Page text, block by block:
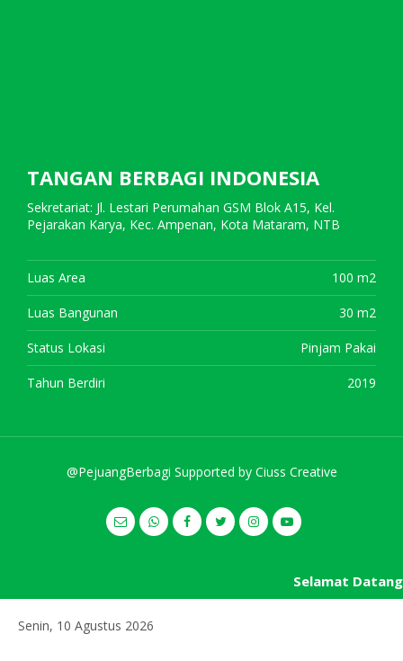
Senin, 10 Agustus 2026
TANGAN BERBAGI INDONESIA
Sekretariat: Jl. Lestari Perumahan GSM Blok A15, Kel.
Pejarakan Karya, Kec. Ampenan, Kota Mataram, NTB
Luas Area 100 m2
Luas Bangunan 30 m2
Status Lokasi Pinjam Pakai
Tahun Berdiri 2019
@PejuangBerbagi Supported by Ciuss Creative
Selamat Datang di